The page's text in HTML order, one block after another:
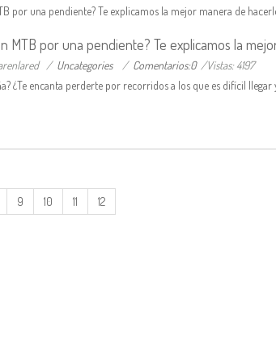
MTB por una pendiente? Te explicamos la
/ Uncategories / Comentarios:0/Vistas: 4197
¿Te encanta perderte por recorridos a los que es difícil
9 10 11 12